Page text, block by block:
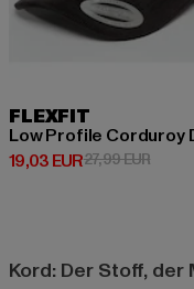
FLEXFIT
Low Profile Corduroy
19,03 EUR
Derzeitiger Preis: 19,03
27,99 EUR
Kord: Der Stoff,